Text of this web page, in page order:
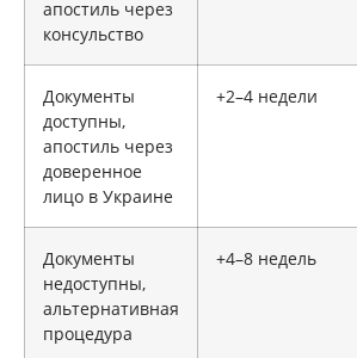
апостиль через
консульство
Документы
доступны,
апостиль через
доверенное
лицо в Украине
+2–4 недели
Документы
недоступны,
альтернативная
процедура
+4–8 недель